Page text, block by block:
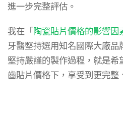
進一步完整評估。
我在「陶瓷貼片價格的影響因
牙醫堅持選用知名國際大廠
堅持嚴謹的製作過程，就是
齒貼片價格下，享受到更完整